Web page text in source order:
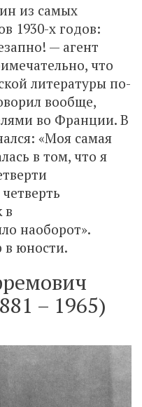
из самых
1930-х годов:
— агент
что
литературы по-
вообще,
во Франции. В
«Моя самая
в том, что я
в
наоборот».
в юности.
– 1965)